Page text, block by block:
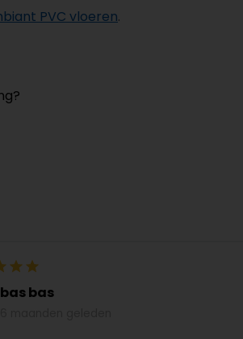
PVC vloeren.
bas bas